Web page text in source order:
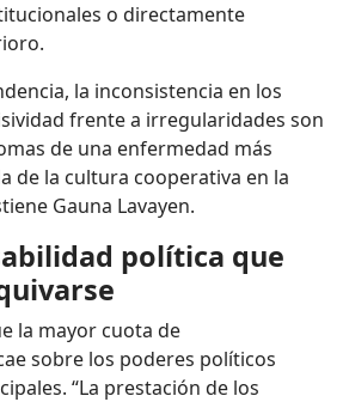
o directamente
la inconsistencia en los
frente a irregularidades son
de una enfermedad más
de la cultura cooperativa en la
Gauna Lavayen.
política que
la mayor cuota de
sobre los poderes políticos
“La prestación de los